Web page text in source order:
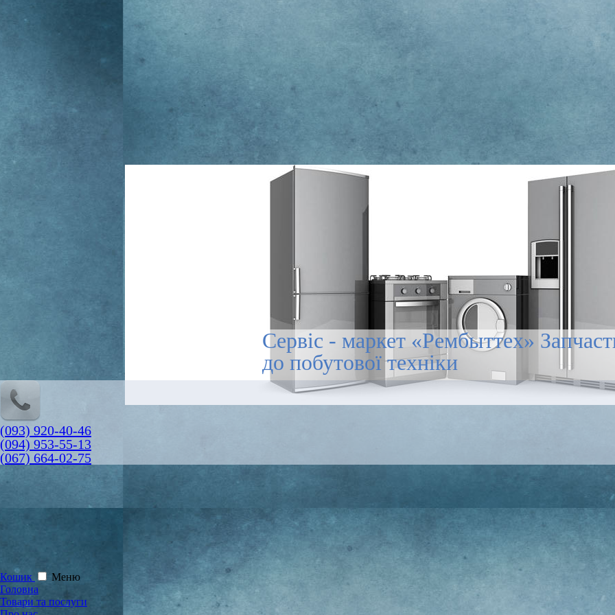
Сервіс - маркет «Рембыттех»
до побутової техніки
(093) 920-40-46
(094) 953-55-13
(067) 664-02-75
Кошик
Меню
Головна
Товари та послуги